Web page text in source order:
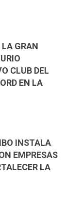
GRAN
CLUB DEL
EN LA
INSTALA
EMPRESAS
LA